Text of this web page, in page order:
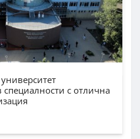
с отлична